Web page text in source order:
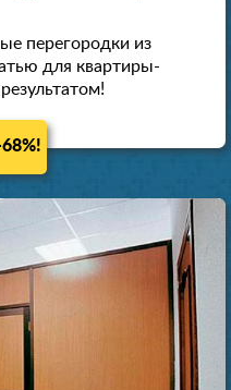
перегородки из
для квартиры-